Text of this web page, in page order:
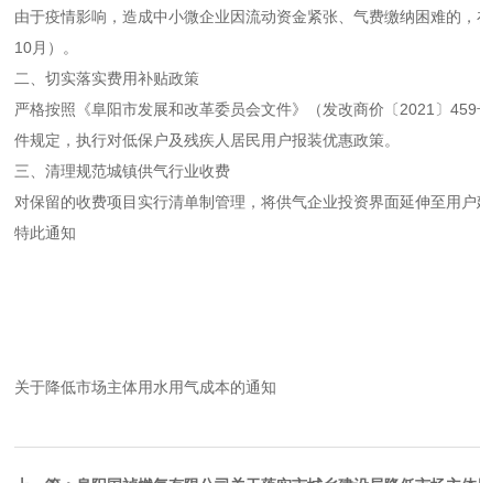
由于疫情影响，造成中小微企业因流动资金紧张、气费缴纳困难的
10月）。
二、切实落实费用补贴政策
严格按照《阜阳市发展和改革委员会文件》（发改商价〔2021〕
件规定，执行对低保户及残疾人居民用户报装优惠政策。
三、清理规范城镇供气行业收费
对保留的收费项目实行清单制管理，将供气企业投资界面延伸至用
特此通知
关于降低市场主体用水用气成本的通知